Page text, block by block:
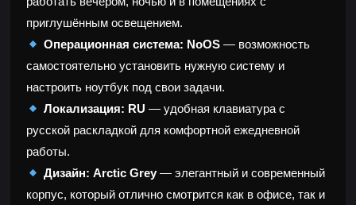
приглушённым освещением.
Операционная система: NoOS— возможность
самостоятельно установить нужную систему и
настроить ноутбук под свои задачи.
Локализация: RU — удобная клавиатура с
русской раскладкой для комфортной ежедневной
работы.
Дизайн: Arctic Grey— элегантный и современный
корпус, который отлично смотрится как в офисе, так и